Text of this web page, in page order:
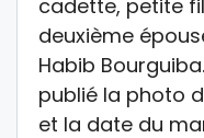
cadette, petite
deuxième
Habib
publié la photo
et la date du